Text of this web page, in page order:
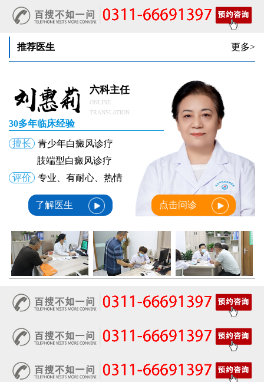
推荐医生 更多>
六科主任
ONLINE
TRANSLATION
30多年临床经验
擅长
青少年白癜风诊疗
肢端型白癜风诊疗
评价
专业、有耐心、热情
了解医生 点击问诊